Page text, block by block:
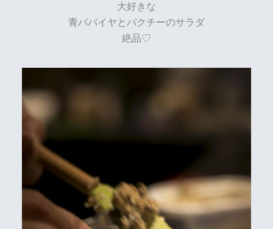
大好きな
青パパイヤとパクチーのサラダ
絶品♡